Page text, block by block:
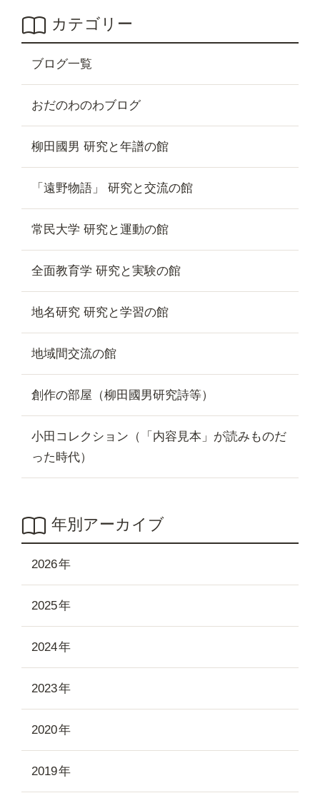
カテゴリー
ブログ一覧
おだのわのわブログ
柳田國男 研究と年譜の館
「遠野物語」 研究と交流の館
常民大学 研究と運動の館
全面教育学 研究と実験の館
地名研究 研究と学習の館
地域間交流の館
創作の部屋（柳田國男研究詩等）
小田コレクション（「内容見本」が読みものだ
った時代）
年別アーカイブ
2026
2025
2024
2023
2020
2019